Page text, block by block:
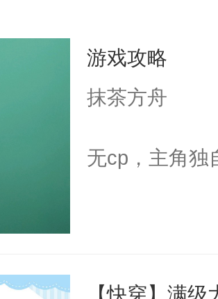
游戏攻略
抹茶方舟
无cp，主角独
【快穿】满